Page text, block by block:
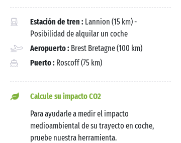
Estación de tren : Lannion (15 km) -
Posibilidad de alquilar un coche
Aeropuerto : Brest Bretagne (100 km)
Puerto : Roscoff (75 km)
Calcule su impacto CO2
Para ayudarle a medir el impacto
medioambiental de su trayecto en coche,
pruebe nuestra herramienta.